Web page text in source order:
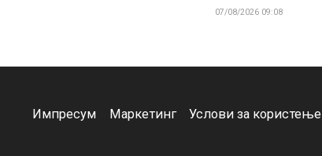
07/08/2026 09:08
Импресум Маркетинг Услови за користење